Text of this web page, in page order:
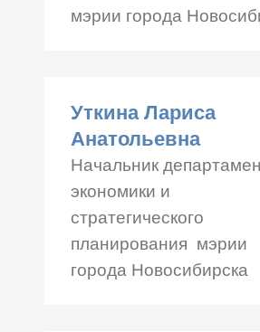
мэрии города
Телефон: +7 (383)
Уткина Лариса
Анатольевна
Начальник
экономики и
стратегического
планирования мэрии
города Новосибирска